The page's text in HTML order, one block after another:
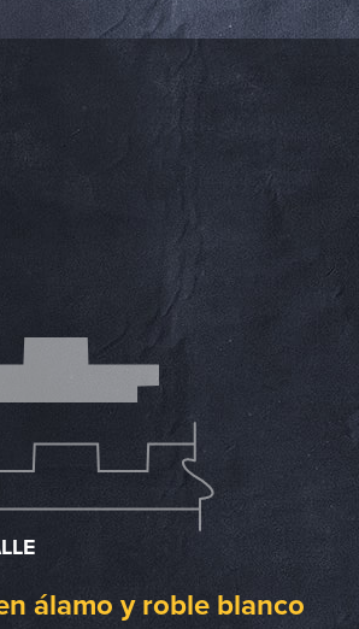
álamo y roble blanco